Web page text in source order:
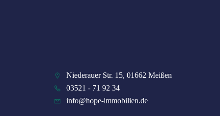
Niederauer Str. 15, 01662 Meißen
03521 - 71 92 34
info@hope-immobilien.de